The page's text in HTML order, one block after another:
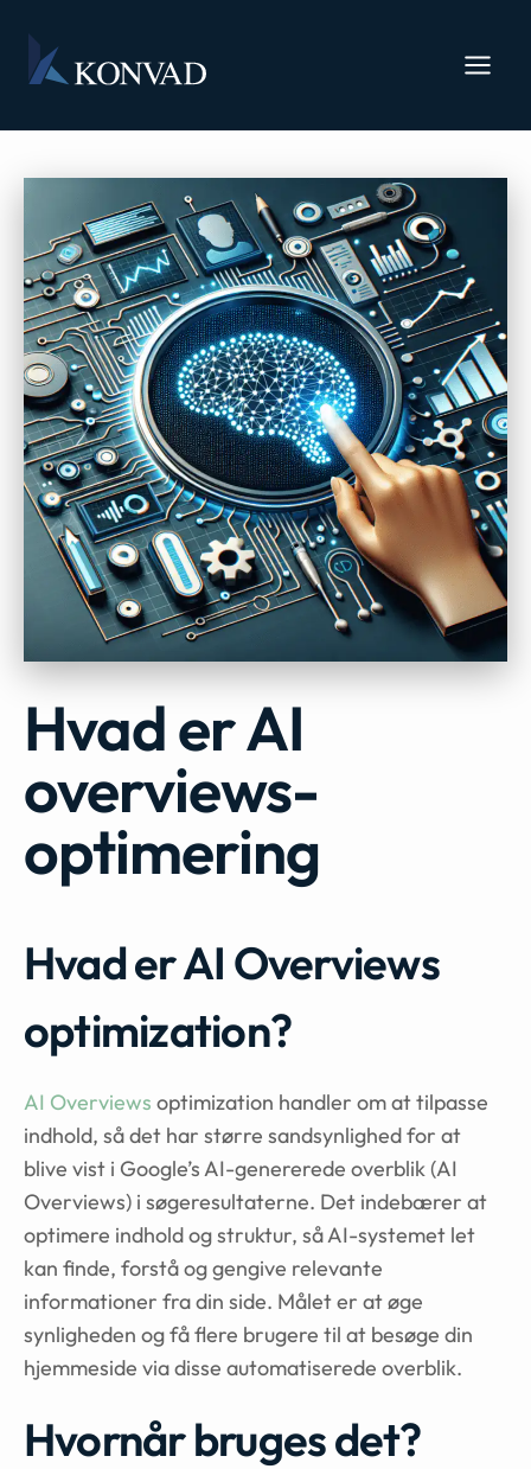
Hvad er AI
overviews-
optimering
Hvad er AI Overviews
optimization?
AI Overviews optimization handler om at tilpasse
indhold, så det har større sandsynlighed for at
blive vist i Google’s AI-genererede overblik (AI
Overviews) i søgeresultaterne. Det indebærer at
optimere indhold og struktur, så AI-systemet let
kan finde, forstå og gengive relevante
informationer fra din side. Målet er at øge
synligheden og få flere brugere til at besøge din
hjemmeside via disse automatiserede overblik.
Hvornår bruges det?